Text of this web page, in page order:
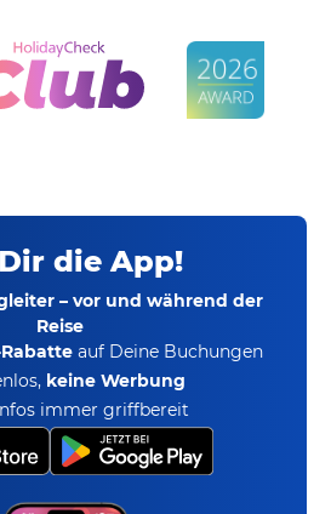
die App!
– vor und während der
Reise
auf Deine Buchungen
keine Werbung
immer griffbereit